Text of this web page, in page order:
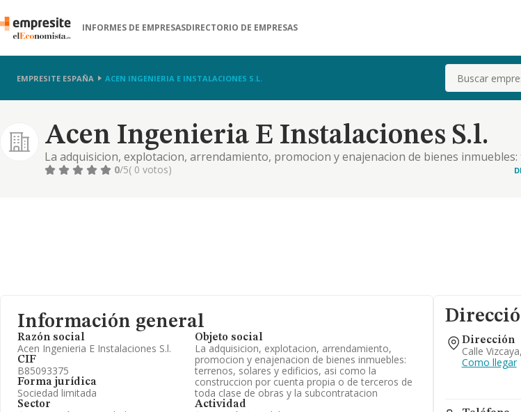
INFORMES DE EMPRESASDIRECTORIO DE EMPRESAS
EMPRESITE ESPAÑA ACEN INGENIERIA E INSTALACIONES S.L. Buscar
Acen Ingenieria E Instalaciones S.l.
La adquisicion, explotacion, arrendamiento, promocion y enajenacion de bienes
solares y edificios, asi como la construccion por cuenta propia o de terceros de toda clase
0/5( 0 votos)
Información general
Razón social
Acen Ingenieria E Instalaciones S.l.
CIF
B85093375
Forma jurídica
Sociedad limitada
Sector
Objeto social
La adquisicion, explotacion, arrendamiento,
promocion y enajenacion de bienes inmuebles:
terrenos, solares y edificios, asi como la
construccion por cuenta propia o de terceros de
toda clase de obras y la subcontratacion
Actividad
Dirección
Calle
Como llegar